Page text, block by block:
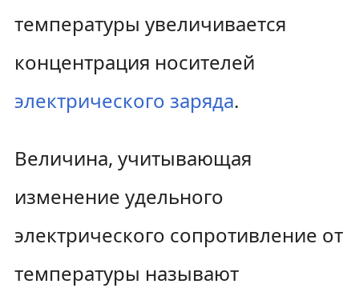
температуры увеличивается
концентрация носителей
электрического заряда.
Величина, учитывающая
изменение удельного
электрического сопротивление от
температуры называют